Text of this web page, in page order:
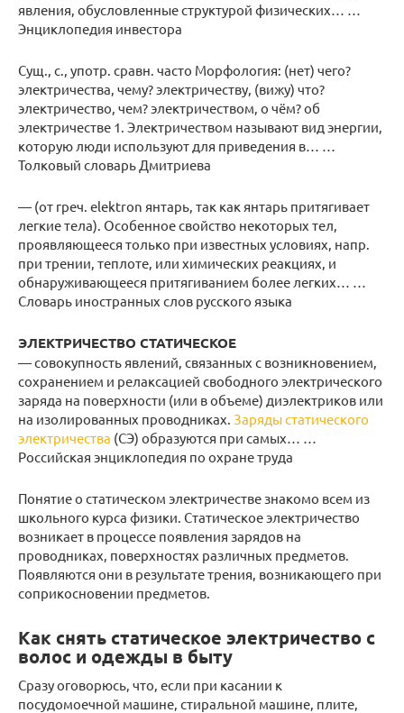
явления, обусловленные структурой физических… …
Энциклопедия инвестора
Сущ., с., употр. сравн. часто Морфология: (нет) чего?
электричества, чему? электричеству, (вижу) что?
электричество, чем? электричеством, о чём? об
электричестве 1. Электричеством называют вид энергии,
которую люди используют для приведения в… …
Толковый словарь Дмитриева
— (от греч. elektron янтарь, так как янтарь притягивает
легкие тела). Особенное свойство некоторых тел,
проявляющееся только при известных условиях, напр.
при трении, теплоте, или химических реакциях, и
обнаруживающееся притягиванием более легких… …
Словарь иностранных слов русского языка
ЭЛЕКТРИЧЕСТВО СТАТИЧЕСКОЕ
— совокупность явлений, связанных с возникновением,
сохранением и релаксацией свободного электрического
заряда на поверхности (или в объеме) диэлектриков или
на изолированных проводниках. Заряды статического
электричества (СЭ) образуются при самых… …
Российская энциклопедия по охране труда
Понятие о статическом электричестве знакомо всем из
школьного курса физики. Статическое электричество
возникает в процессе появления зарядов на
проводниках, поверхностях различных предметов.
Появляются они в результате трения, возникающего при
соприкосновении предметов.
Как снять статическое электричество с
волос и одежды в быту
Сразу оговорюсь, что, если при касании к
посудомоечной машине, стиральной машине, плите,